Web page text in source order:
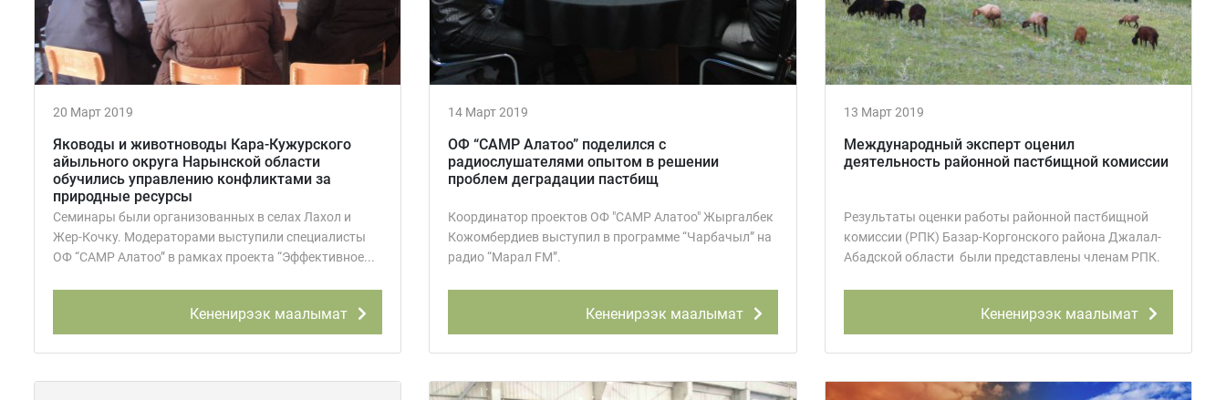
20 Март 2019
Яководы и животноводы Кара-Кужурского
айыльного округа Нарынской области
обучились управлению конфликтами за
природные ресурсы
Семинары были организованных в селах Лахол и
Жер-Кочку. Модераторами выступили специалисты
ОФ “CAMP Алатоо” в рамках проекта “Эффективное...
Кененирээк маалымат
14 Март 2019
ОФ “CAMP Алатоо” поделился с
радиослушателями опытом в решении
проблем деградации пастбищ
Координатор проектов ОФ "CAMP Алатоо" Жыргалбек
Кожомбердиев выступил в программе “Чарбачыл” на
радио “Марал FM”.
Кененирээк маалымат
13 Март 2019
Международный эксперт оценил
деятельность районной пастбищной комиссии
Результаты оценки работы районной пастбищной
комиссии (РПК) Базар-Коргонского района Джалал-
Абадской области были представлены членам РПК.
Кененирээк маалымат